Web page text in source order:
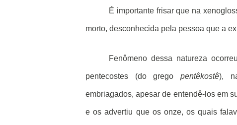
É importante frisar que na
morto, desconhecida pela pessoa que a
Fenômeno dessa natureza
pentecostes (do gregopentêkostê),
embriagados, apesar de entendê-los em
e os advertiu que os onze, os quais